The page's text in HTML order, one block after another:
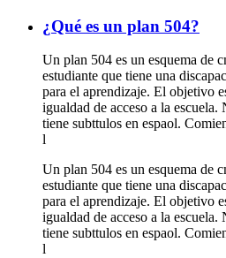
¿Qué es un plan 504?
Un plan 504 es un esquema de
estudiante que tiene una
para el aprendizaje. El objetivo
igualdad de acceso a la
tiene subttulos en espaol.
l
Un plan 504 es un esquema de
estudiante que tiene una
para el aprendizaje. El objetivo
igualdad de acceso a la
tiene subttulos en espaol.
l